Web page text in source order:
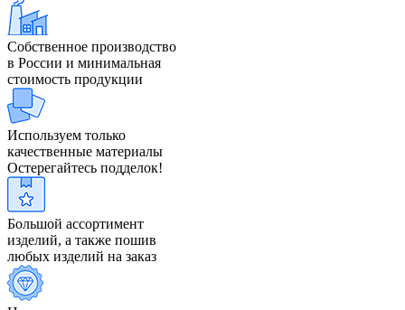
Собственное производство
в России и минимальная
стоимость продукции
Используем только
качественные материалы
Остерегайтесь подделок!
Большой ассортимент
изделий, а также пошив
любых изделий на заказ